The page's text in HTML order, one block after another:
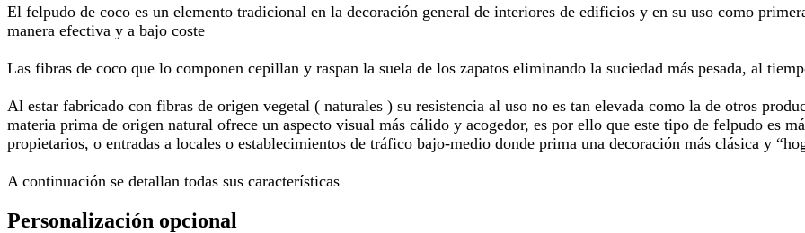
El felpudo de coco es un elemento tradicional en la decoración general de interiores de edificios y en su uso como
manera efectiva y a bajo coste
Las fibras de coco que lo componen cepillan y raspan la suela de los zapatos eliminando la suciedad más pesada, al
Al estar fabricado con fibras de origen vegetal ( naturales ) su resistencia al uso no es tan elevada como la de otros
materia prima de origen natural ofrece un aspecto visual más cálido y acogedor, es por ello que este tipo de felpudo es
propietarios, o entradas a locales o establecimientos de tráfico bajo-medio donde prima una decoración más clásica y
A continuación se detallan todas sus características
Personalización opcional